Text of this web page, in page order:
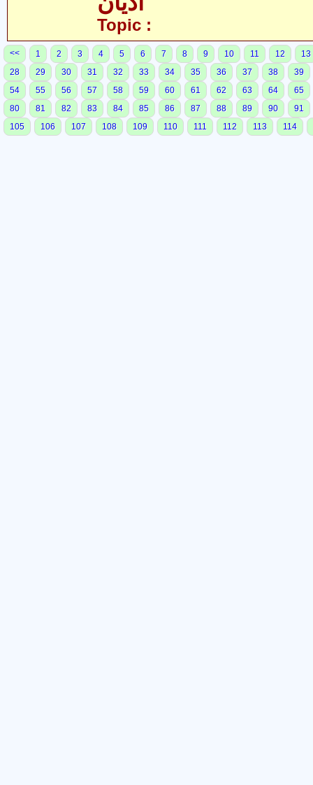
Topic :
<< 1 2 3 4 5 6 7 8 9 10 11 12
13
28
29 30 31 32 33 34 35 36 37 38
39
54
55 56 57 58 59 60 61 62 63 64
65
80
81 82 83 84 85 86 87 88 89 90
91
105
106 107 108 109 110 111 112 113 114